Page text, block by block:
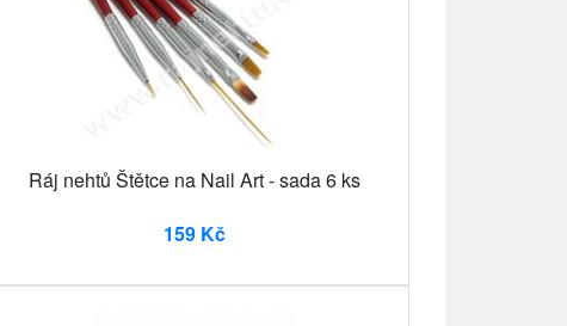
Ráj nehtů Štětce na Nail Art - sada 6 ks
159 Kč